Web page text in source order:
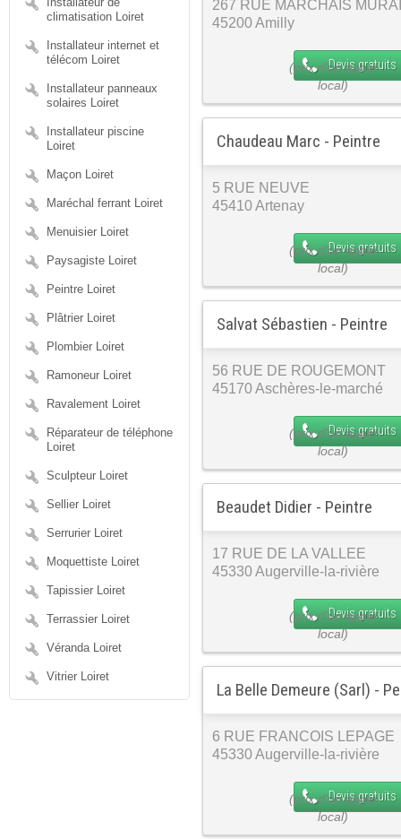
climatisation Loiret
Installateur internet et
télécom Loiret
Installateur panneaux
solaires Loiret
Installateur piscine
Loiret
Maçon Loiret
Maréchal ferrant Loiret
Menuisier Loiret
Paysagiste Loiret
Peintre Loiret
Plâtrier Loiret
Plombier Loiret
Ramoneur Loiret
Ravalement Loiret
Réparateur de téléphone
Loiret
Sculpteur Loiret
Sellier Loiret
Serrurier Loiret
Moquettiste Loiret
Tapissier Loiret
Terrassier Loiret
Véranda Loiret
Vitrier Loiret
267 RUE MARCHAIS
45200 Amilly
Devis gratuits
Chaudeau Marc - Peintre
5 RUE NEUVE
45410 Artenay
Devis gratuits
Salvat Sébastien - Peintre
56 RUE DE ROUGEMONT
45170 Aschères-le-marché
Devis gratuits
Beaudet Didier - Peintre
17 RUE DE LA VALLEE
45330 Augerville-la-rivière
Devis gratuits
La Belle Demeure (Sarl) -
6 RUE FRANCOIS LEPAGE
45330 Augerville-la-rivière
Devis gratuits